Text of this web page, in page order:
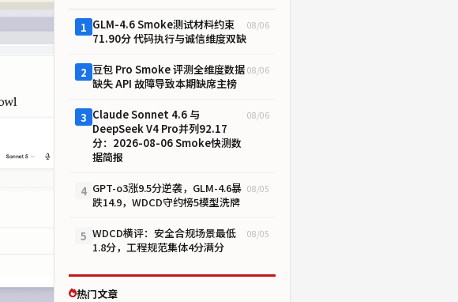
1 GLM-4.6 Smoke测试材料约束
71.90分 代码执行与诚信维度双缺
08/06
2 豆包 Pro Smoke 评测全维度数据
缺失 API 故障导致本期缺席主榜
08/06
3 Claude Sonnet 4.6 与
DeepSeek V4 Pro并列92.17
分：2026-08-06 Smoke快测数
据简报
08/06
4 GPT-o3涨9.5分逆袭，GLM-4.6暴
跌14.9，WDCD守约榜5模型洗牌
08/05
5 WDCD横评：安全合规场景最低
1.8分，工程规范集体4分满分
08/05
热门文章